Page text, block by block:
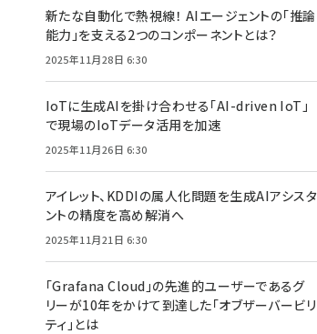
新たな自動化で熱視線！ AIエージェントの「推論
能力」を支える2つのコンポーネントとは？
2025年11月28日 6:30
IoTに生成AIを掛け合わせる「AI-driven IoT」
で現場のIoTデータ活用を加速
2025年11月26日 6:30
アイレット、KDDIの属人化問題を生成AIアシスタ
ントの精度を高め解消へ
2025年11月21日 6:30
「Grafana Cloud」の先進的ユーザーであるグ
リーが10年をかけて到達した「オブザーバービリ
ティ」とは